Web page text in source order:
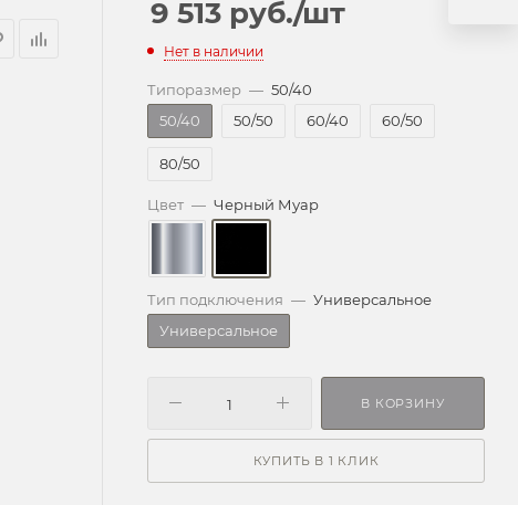
9 513 руб./шт
Нет в наличии
Типоразмер — 50/40
50/40
50/50 60/40 60/50
80/50
Цвет — Черный Муар
Тип подключения — Универсальное
Универсальное
В КОРЗИНУ
КУПИТЬ В 1 КЛИК